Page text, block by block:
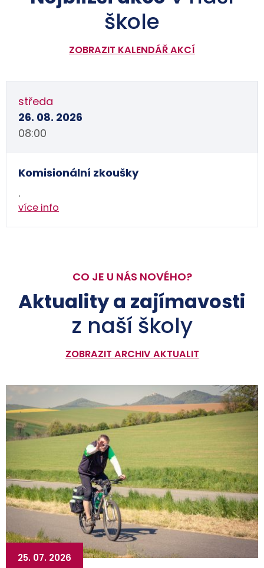
škole
ZOBRAZIT KALENDÁŘ AKCÍ
středa
26. 08. 2026
08:00
Komisionální zkoušky
.
více info
CO JE U NÁS NOVÉHO?
Aktuality a zajímavosti
z naší školy
ZOBRAZIT ARCHIV AKTUALIT
25. 07. 2026